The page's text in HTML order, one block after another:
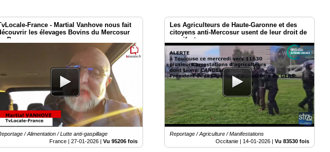
France - Martial Vanhove nous fait
les élevages Bovins du Mercosur
au Paraguay
/ Alimentation / Lutte anti-gaspillage
France | 27-01-2026| Vu 95206 fois
Les Agriculteurs de Haute-Garonne et des
citoyens anti-Mercosur usent de leur droit de
manifester.
Reportage / Agriculture / Manifestations
Occitanie | 14-01-2026 |Vu 83530 fois